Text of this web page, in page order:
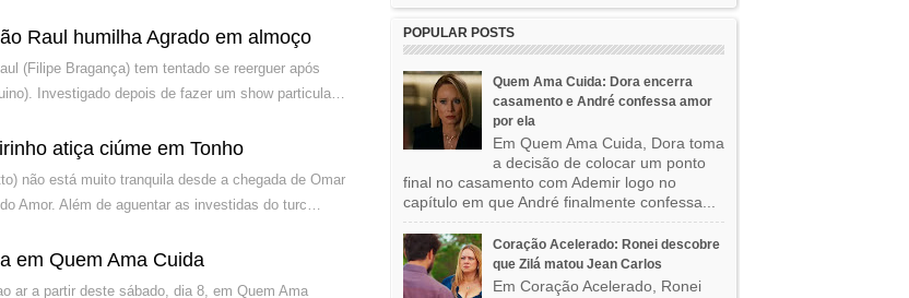
Raul humilha Agrado em almoço
(Filipe Bragança) tem tentado se reerguer após
Investigado depois de fazer um show particula…
atiça ciúme em Tonho
não está muito tranquila desde a chegada de Omar
Amor. Além de aguentar as investidas do turc…
em Quem Ama Cuida
ar a partir deste sábado, dia 8, em Quem Ama
POPULAR POSTS
Quem Ama Cuida: Dora encerra
casamento e André confessa amor
por ela
Em Quem Ama Cuida, Dora toma
a decisão de colocar um ponto
final no casamento com Ademir logo no
capítulo em que André finalmente confessa...
Coração Acelerado: Ronei descobre
que Zilá matou Jean Carlos
Em Coração Acelerado, Ronei